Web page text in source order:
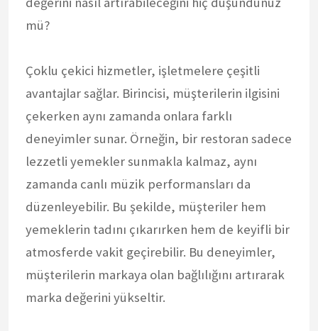
mü?
Çoklu çekici hizmetler, işletmelere çeşitli
avantajlar sağlar. Birincisi, müşterilerin ilgisini
çekerken aynı zamanda onlara farklı
deneyimler sunar. Örneğin, bir restoran sadece
lezzetli yemekler sunmakla kalmaz, aynı
zamanda canlı müzik performansları da
düzenleyebilir. Bu şekilde, müşteriler hem
yemeklerin tadını çıkarırken hem de keyifli bir
atmosferde vakit geçirebilir. Bu deneyimler,
müşterilerin markaya olan bağlılığını artırarak
marka değerini yükseltir.